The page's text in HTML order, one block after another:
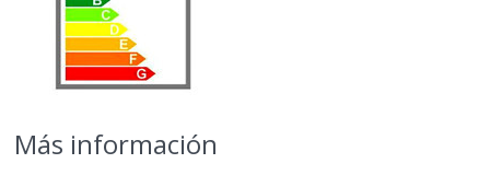
Más información